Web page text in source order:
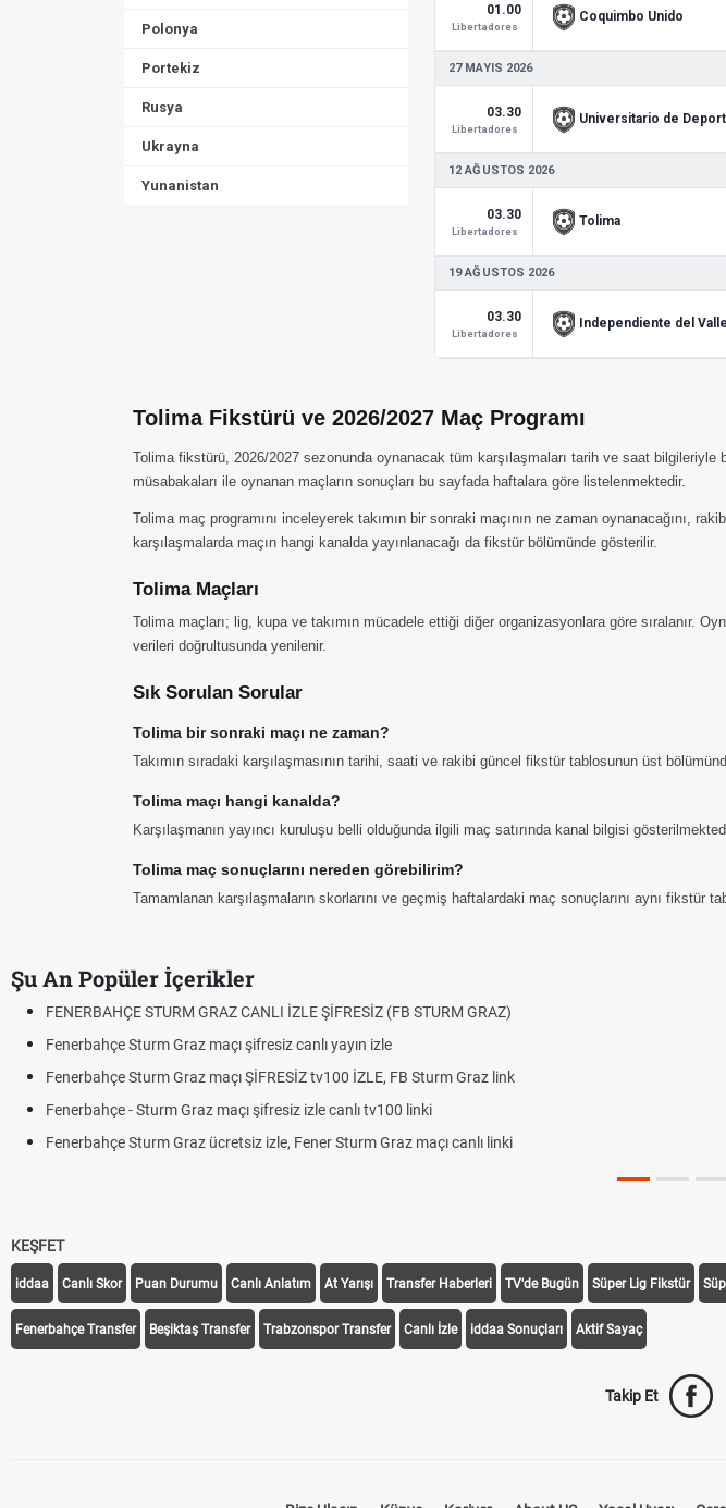
Polonya
Portekiz
Rusya
Ukrayna
Yunanistan
01.00
Libertadores
Coquimbo Unido
27 MAYIS 2026
03.30
Libertadores
Universitario de
12 AĞUSTOS 2026
03.30
Libertadores
Tolima
19 AĞUSTOS 2026
03.30
Libertadores
Independiente del Valle
Tolima Fikstürü ve 2026/2027 Maç Programı
Tolima fikstürü, 2026/2027 sezonunda oynanacak tüm karşılaşmaları tarih ve saat
müsabakaları ile oynanan maçların sonuçları bu sayfada haftalara göre listelenmektedir.
Tolima maç programını inceleyerek takımın bir sonraki maçının ne zaman oynanacağını,
karşılaşmalarda maçın hangi kanalda yayınlanacağı da fikstür bölümünde gösterilir.
Tolima Maçları
Tolima maçları; lig, kupa ve takımın mücadele ettiği diğer organizasyonlara göre sıralanır.
verileri doğrultusunda yenilenir.
Sık Sorulan Sorular
Tolima bir sonraki maçı ne zaman?
Takımın sıradaki karşılaşmasının tarihi, saati ve rakibi güncel fikstür tablosunun üst
Tolima maçı hangi kanalda?
Karşılaşmanın yayıncı kuruluşu belli olduğunda ilgili maç satırında kanal bilgisi
Tolima maç sonuçlarını nereden görebilirim?
Tamamlanan karşılaşmaların skorlarını ve geçmiş haftalardaki maç sonuçlarını aynı fikstür
Şu An Popüler İçerikler
FENERBAHÇE STURM GRAZ CANLI İZLE ŞİFRESİZ (FB STURM GRAZ)
Fenerbahçe Sturm Graz maçı şifresiz canlı yayın izle
Fenerbahçe Sturm Graz maçı ŞİFRESİZ tv100 İZLE, FB Sturm Graz link
Fenerbahçe - Sturm Graz maçı şifresiz izle canlı tv100 linki
Fenerbahçe Sturm Graz ücretsiz izle, Fener Sturm Graz maçı canlı linki
KEŞFET
iddaa Canlı Skor Puan Durumu Canlı Anlatım At Yarışı Transfer Haberleri TV'de Bugün Süper Lig Fikstür
Fenerbahçe Transfer Beşiktaş Transfer Trabzonspor Transfer Canlı İzle iddaa Sonuçları Aktif Sayaç
Takip Et